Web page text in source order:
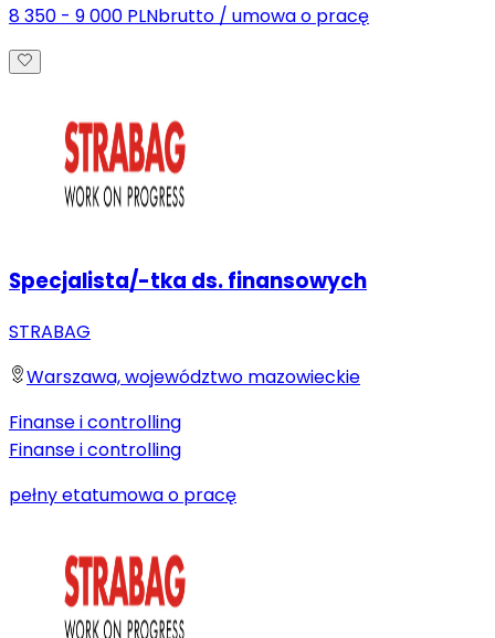
8 350 - 9 000 PLNbrutto / umowa o pracę
Specjalista/-tka ds. finansowych
STRABAG
Warszawa, województwo mazowieckie
Finanse i controlling
Finanse i controlling
pełny etatumowa o pracę